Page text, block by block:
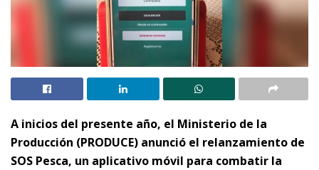
A inicios del presente año, el Ministerio de la
Producción (PRODUCE) anunció el relanzamiento de
SOS Pesca, un aplicativo móvil para combatir la